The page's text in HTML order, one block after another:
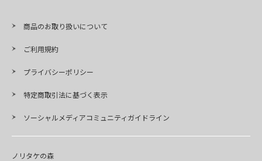
商品のお取り扱いについて
ご利用規約
プライバシーポリシー
特定商取引法に基づく表示
ソーシャルメディアコミュニティガイドライン
ノリタケの森